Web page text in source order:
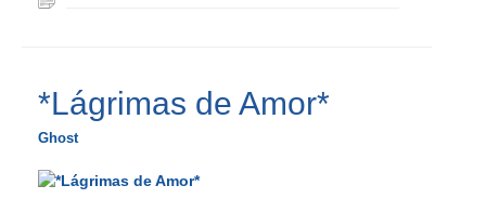
*Lágrimas de Amor*
Ghost